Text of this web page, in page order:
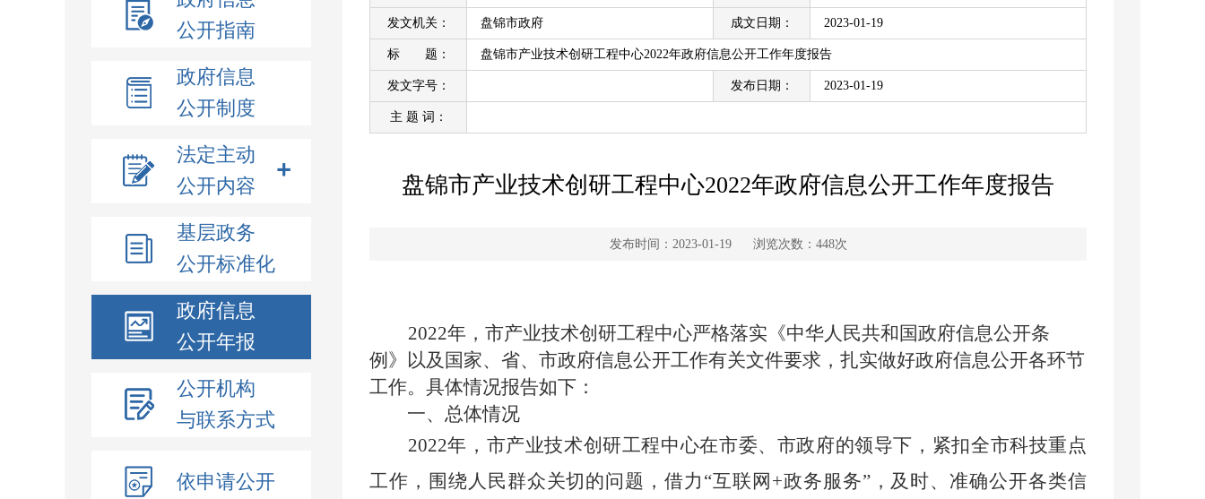
公开指南
政府信息
公开制度
法定主动
公开内容
基层政务
公开标准化
政府信息
公开年报
公开机构
与联系方式
依申请公开
发文机关： 盘锦市政府 成文日期： 2023-01-19
标 题： 盘锦市产业技术创研工程中心2022年政府信息公开工作年度报告
发文字号： 发布日期： 2023-01-19
主 题 词：
盘锦市产业技术创研工程中心2022年政府信息公开工作年度报告
发布时间：2023-01-19 浏览次数： 448次
2022年，市产业技术创研工程中心严格落实《中华人民共和国政府信息公开条
例》以及国家、省、市政府信息公开工作有关文件要求，扎实做好政府信息公开各环节
工作。具体情况报告如下：
一、总体情况
2022年，市产业技术创研工程中心在市委、市政府的领导下，紧扣全市科技重点
工作，围绕人民群众关切的问题，借力“互联网+政务服务”，及时、准确公开各类信